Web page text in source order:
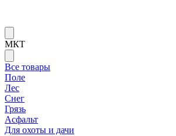
МКТ
Все товары
Поле
Лес
Снег
Грязь
Асфальт
Для охоты и дачи